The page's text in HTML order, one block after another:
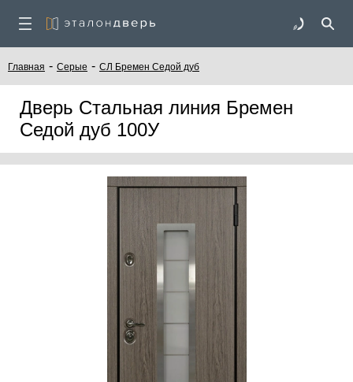
Главная - Серые - СЛ Бремен Седой дуб
Дверь Стальная линия Бремен
Седой дуб 100У